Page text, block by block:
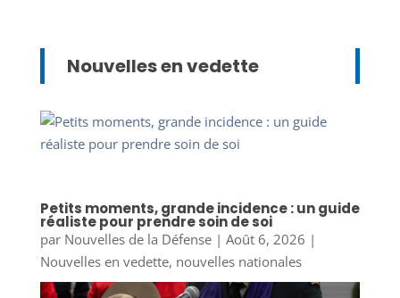
Nouvelles en vedette
Petits moments, grande incidence : un guide
réaliste pour prendre soin de soi
par Nouvelles de la Défense| Août 6, 2026 |
Nouvelles en vedette, nouvelles nationales